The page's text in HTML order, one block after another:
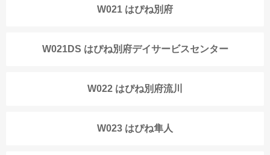
W021 はぴね別府
W021DS はぴね別府デイサービスセンター
W022 はぴね別府流川
W023 はぴね隼人